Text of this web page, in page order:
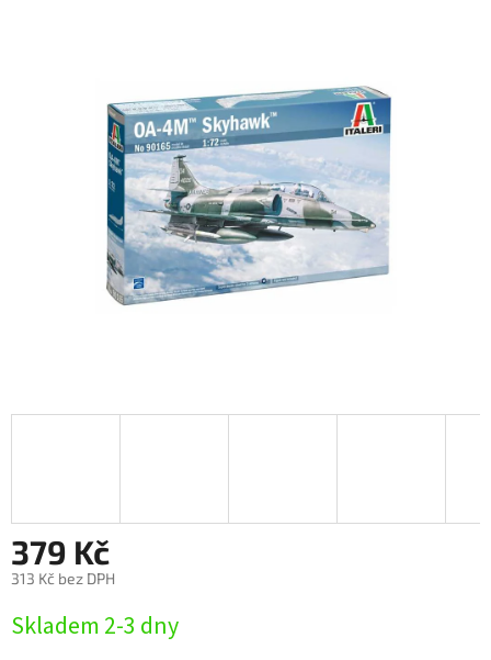
379 Kč
313 Kč bez DPH
cena:
Skladem 2-3 dny